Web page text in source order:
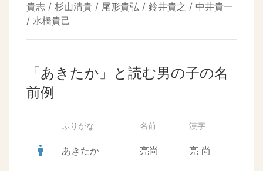
貴志 / 杉山清貴 / 尾形貴弘 / 鈴井貴之 / 中井貴一
/ 水橋貴己
「あきたか」と読む男の子の名
前例
ふりがな 名前 漢字
man あきたか 亮尚 亮 尚